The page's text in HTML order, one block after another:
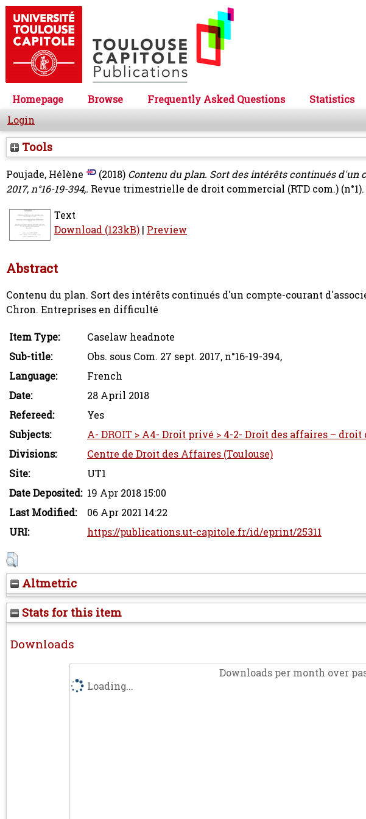
Homepage Browse Frequently Asked Questions
Statistics
Login
Tools
Poujade, Hélène (2018) Contenu du plan. Sort des intérêts continués d'un
2017, n°16-19-394,. Revue trimestrielle de droit commercial (RTD com.) (n°1).
Text
Download (123kB) | Preview
Abstract
Contenu du plan. Sort des intérêts continués d'un compte-courant
Chron. Entreprises en difficulté
Item Type:
Caselaw headnote
Sub-title:
Obs. sous Com. 27 sept. 2017, n°16-19-394,
Language:
French
Date:
28 April 2018
Refereed:
Yes
Subjects:
A- DROIT > A4- Droit privé > 4-2- Droit des affaires –
Divisions:
Centre de Droit des Affaires (Toulouse)
Site:
UT1
Date Deposited: 19 Apr 2018 15:00
Last Modified:
06 Apr 2021 14:22
URI:
https://publications.ut-capitole.fr/id/eprint/25311
Altmetric
Stats for this item
Downloads
Downloads per month over
Loading...